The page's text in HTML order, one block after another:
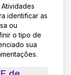
identificar as
ou
o tipo de
sua